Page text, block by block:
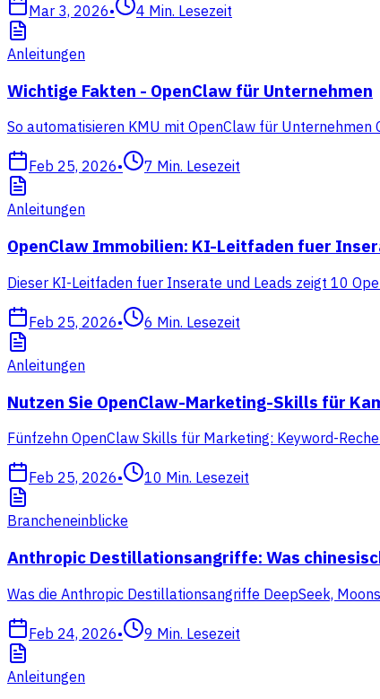
Mar 3, 2026• 4 Min. Lesezeit
Anleitungen
Wichtige Fakten - OpenClaw für Unternehmen
So automatisieren KMU mit OpenClaw für
Feb 25, 2026• 7 Min. Lesezeit
Anleitungen
OpenClaw Immobilien: KI-Leitfaden fuer
Dieser KI-Leitfaden fuer Inserate und Leads zeigt 10
Feb 25, 2026• 6 Min. Lesezeit
Anleitungen
Nutzen Sie OpenClaw-Marketing-Skills für
Fünfzehn OpenClaw Skills für Marketing: Keyword-
Feb 25, 2026• 10 Min. Lesezeit
Brancheneinblicke
Anthropic Destillationsangriffe: Was
Was die Anthropic Destillationsangriffe DeepSeek,
Feb 24, 2026• 9 Min. Lesezeit
Anleitungen